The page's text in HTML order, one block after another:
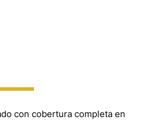
con cobertura completa en